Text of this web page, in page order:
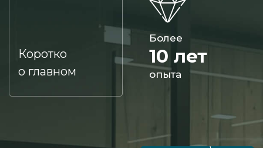
Коротко
о главном
Более
10 лет
опыта